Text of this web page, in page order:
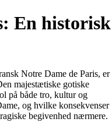
En historisk
Notre Dame de Paris, er
majestætiske gotiske
på både tro, kultur og
og hvilke konsekvenser
begivenhed nærmere.